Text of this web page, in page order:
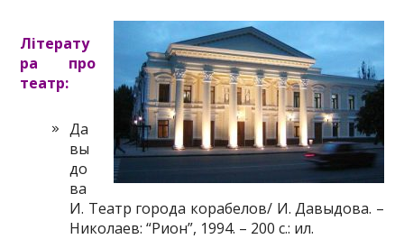
Літерату
ра про
театр:
Да
вы
до
ва
И. Театр города корабелов/ И. Давыдова. –
Николаев: “Рион”, 1994. – 200 с.: ил.